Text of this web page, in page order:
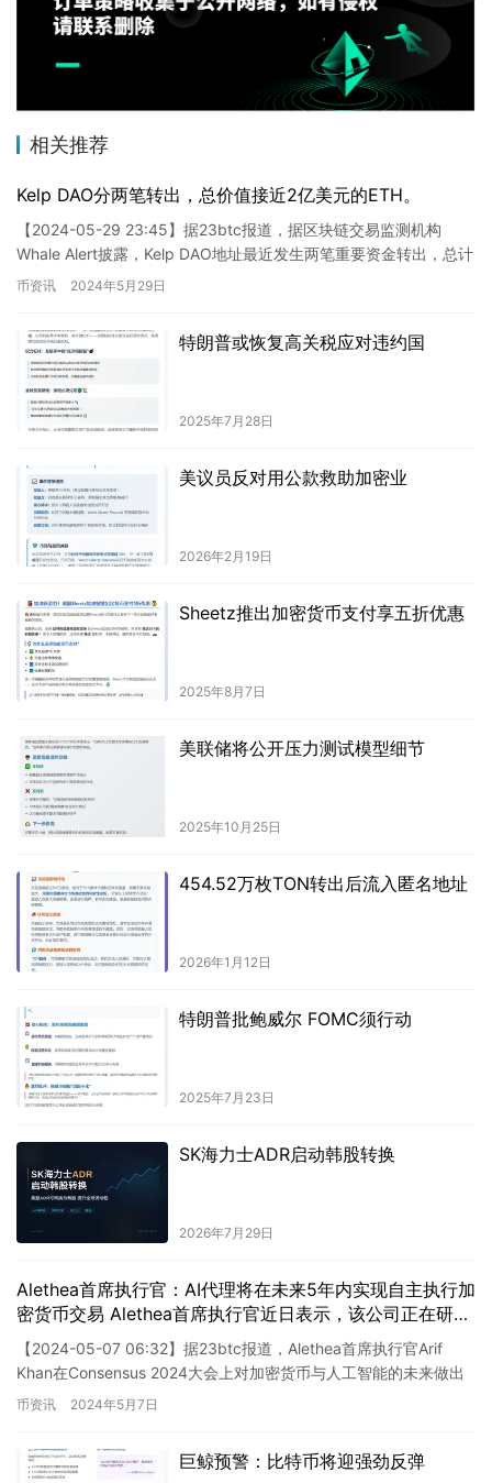
相关推荐
Kelp DAO分两笔转出，总价值接近2亿美元的ETH。
【2024-05-29 23:45】据23btc报道，据区块链交易监测机构
Whale Alert披露，Kelp DAO地址最近发生两笔重要资金转出，总计
53,041枚以太币，折合价…
币资讯 2024年5月29日
特朗普或恢复高关税应对违约国
2025年7月28日
美议员反对用公款救助加密业
2026年2月19日
Sheetz推出加密货币支付享五折优惠
2025年8月7日
美联储将公开压力测试模型细节
2025年10月25日
454.52万枚TON转出后流入匿名地址
2026年1月12日
特朗普批鲍威尔 FOMC须行动
2025年7月23日
SK海力士ADR启动韩股转换
2026年7月29日
Alethea首席执行官：AI代理将在未来5年内实现自主执行加
密货币交易 Alethea首席执行官近日表示，该公司正在研发
一种新型AI代理系统，旨在实现自主执行加密货币交易的能
力。这一创新性的技术预计将在未来5年内得以实现。 这一
AI代理系统的目标是通过人工智能的算法和数据分析能力，
自动执行加密货币交易，而无需人为干预。该系统将利用先
地分析市场趋势和交易信号，以获取投资收益。 同时，
【2024-05-07 06:32】据23btc报道，Alethea首席执行官Arif
Khan在Consensus 2024大会上对加密货币与人工智能的未来做出
了预测。他认为，在…
币资讯 2024年5月7日
巨鲸预警：比特币将迎强劲反弹